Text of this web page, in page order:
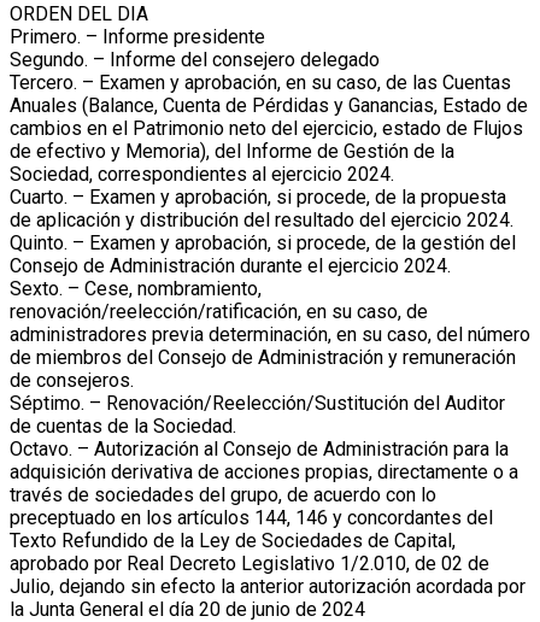
ORDEN DEL DIA
Primero. – Informe presidente
Segundo. – Informe del consejero delegado
Tercero. – Examen y aprobación, en su caso, de las Cuentas
Anuales (Balance, Cuenta de Pérdidas y Ganancias, Estado de
cambios en el Patrimonio neto del ejercicio, estado de Flujos
de efectivo y Memoria), del Informe de Gestión de la
Sociedad, correspondientes al ejercicio 2024.
Cuarto. – Examen y aprobación, si procede, de la propuesta
de aplicación y distribución del resultado del ejercicio 2024.
Quinto. – Examen y aprobación, si procede, de la gestión del
Consejo de Administración durante el ejercicio 2024.
Sexto. – Cese, nombramiento,
renovación/reelección/ratificación, en su caso, de
administradores previa determinación, en su caso, del número
de miembros del Consejo de Administración y remuneración
de consejeros.
Séptimo. – Renovación/Reelección/Sustitución del Auditor
de cuentas de la Sociedad.
Octavo. – Autorización al Consejo de Administración para la
adquisición derivativa de acciones propias, directamente o a
través de sociedades del grupo, de acuerdo con lo
preceptuado en los artículos 144, 146 y concordantes del
Texto Refundido de la Ley de Sociedades de Capital,
aprobado por Real Decreto Legislativo 1/2.010, de 02 de
Julio, dejando sin efecto la anterior autorización acordada por
la Junta General el día 20 de junio de 2024